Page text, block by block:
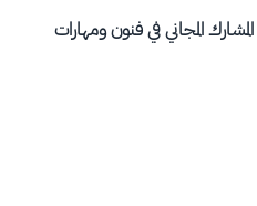
المجاني في فنون ومهارات